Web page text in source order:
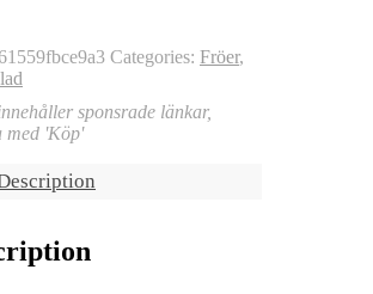
Categories: Fröer,
sponsrade länkar,
med 'Köp'